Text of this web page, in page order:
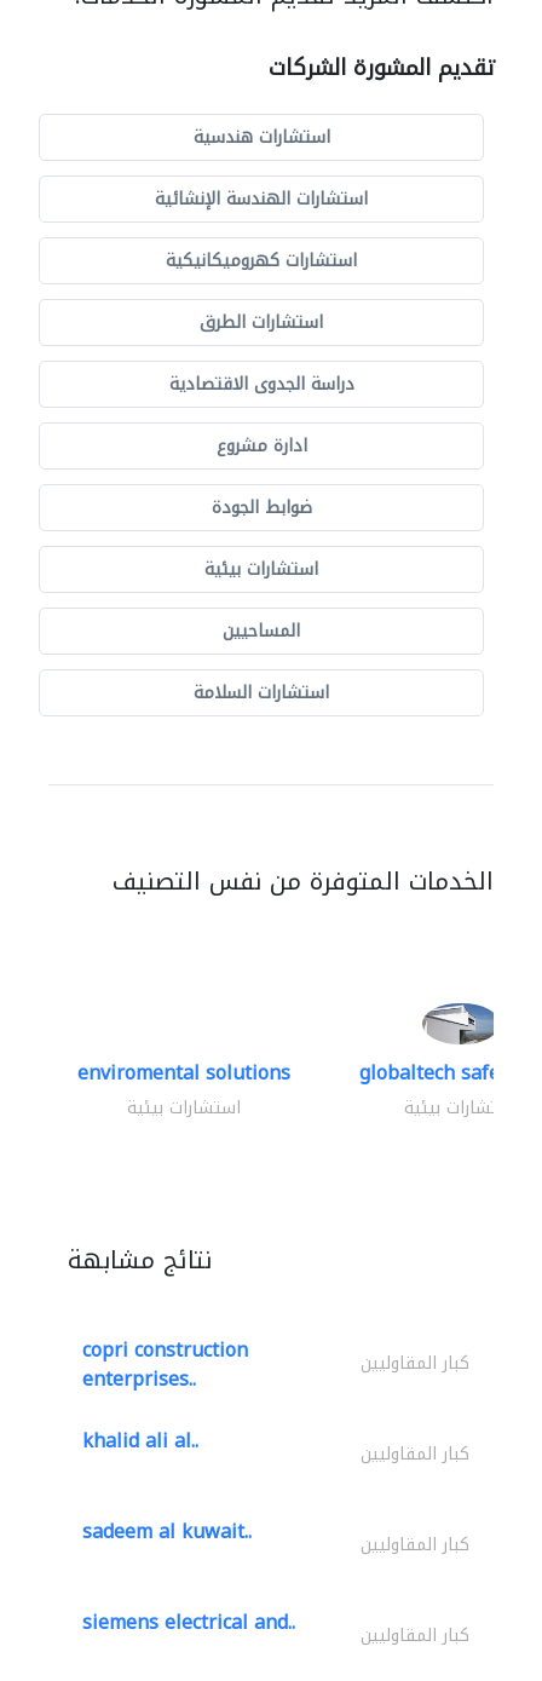
تقديم المشورة الشركات
استشارات هندسية
استشارات الهندسة الإنشائية
استشارات كهروميكانيكية
استشارات الطرق
دراسة الجدوى الاقتصادية
ادارة مشروع
ضوابط الجودة
استشارات بيئية
المساحيين
استشارات السلامة
الخدمات المتوفرة من نفس التصنيف
enviromental solutions
استشارات بيئية
globaltech safety
استشارات بيئية
نتائج مشابهة
copri construction
enterprises.. كبار المقاوليين
khalid ali al.. كبار المقاوليين
sadeem al kuwait.. كبار المقاوليين
siemens electrical and.. كبار المقاوليين